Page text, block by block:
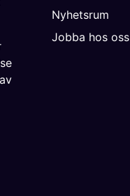
Nyhetsrum
Jobba hos oss